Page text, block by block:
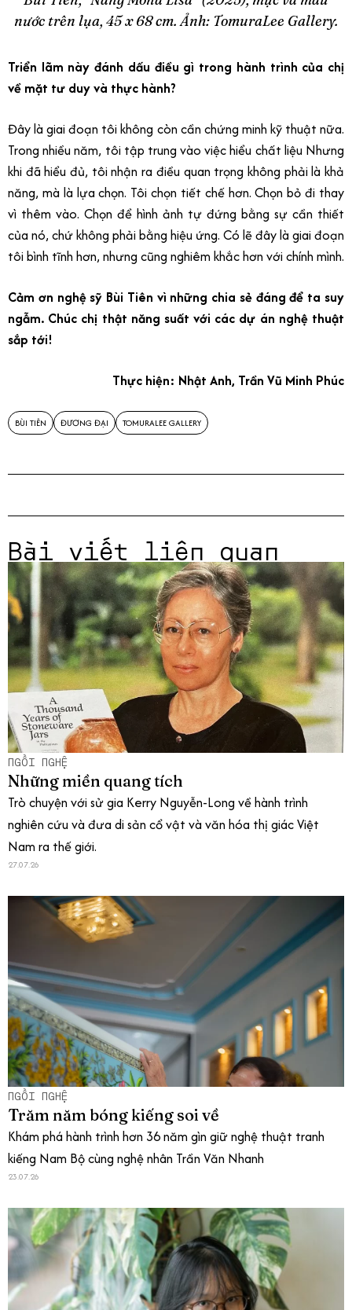
nước trên lụa, 45 x 68 cm. Ảnh: TomuraLee Gallery.
Triển lãm này đánh dấu điều gì trong hành trình của chị
về mặt tư duy và thực hành?
Đây là giai đoạn tôi không còn cần chứng minh kỹ thuật nữa.
Trong nhiều năm, tôi tập trungvào việc hiểu chất liệu Nhưng
khi đã hiểu đủ, tôi nhận ra điều quan trọng không phải là khả
năng, mà là lựa chọn. Tôi chọn tiết chế hơn. Chọn bỏ đi thay
vì thêm vào. Chọn để hình ảnh tự đứng bằng sự cần thiết
của nó, chứ không phải bằng hiệu ứng. Có lẽ đây là giai đoạn
tôi bình tĩnh hơn, nhưng cũng nghiêm khắc hơn với chính mình.
Cảm ơn nghệ sỹ Bùi Tiên vì những chia sẻ đáng để ta suy
ngẫm. Chúc chị thật năng suất với các dự án nghệ thuật
sắp tới!
Thực hiện: Nhật Anh, Trần Vũ Minh Phúc
BÙI TIÊN ĐƯƠNG ĐẠI TOMURALEE GALLERY
Bài viết liên quan
NGỒI NGHỆ
Những miền quang tích
Trò chuyện với sử gia Kerry Nguyễn-Long về hành trình
nghiên cứu và đưa di sản cổ vật và văn hóa thị giác Việt
Nam ra thế giới.
27.07.26
NGỒI NGHỆ
Trăm năm bóng kiếng soi về
Khám phá hành trình hơn 36 năm gìn giữ nghệ thuật tranh
kiếng Nam Bộ cùng nghệ nhân Trần Văn Nhanh
23.07.26